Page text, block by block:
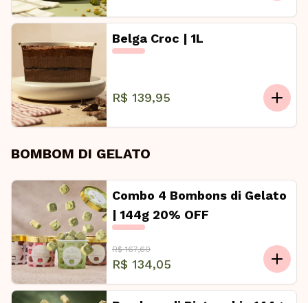
Belga Croc | 1L
R$ 139,95
BOMBOM DI GELATO
Combo 4 Bombons di Gelato
| 144g 20% OFF
R$ 167,60
R$ 134,05